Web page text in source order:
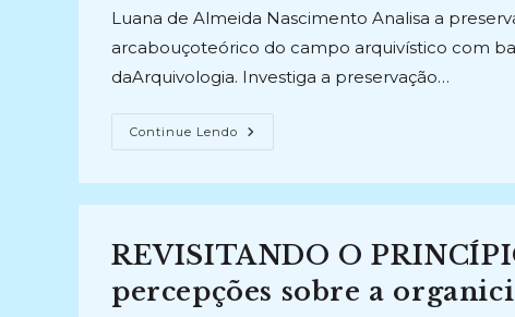
E
Aplicação
Em
Arquivos
(2011-
2012)
Luana de Almeida Nascimento Analisa a
arcabouçoteórico do campo arquivístico com
daArquivologia. Investiga a preservação…
Continue Lendo A
PRESERVAÇÃO
INFORMAÇÃO
REVISITANDO O
percepções sobre a